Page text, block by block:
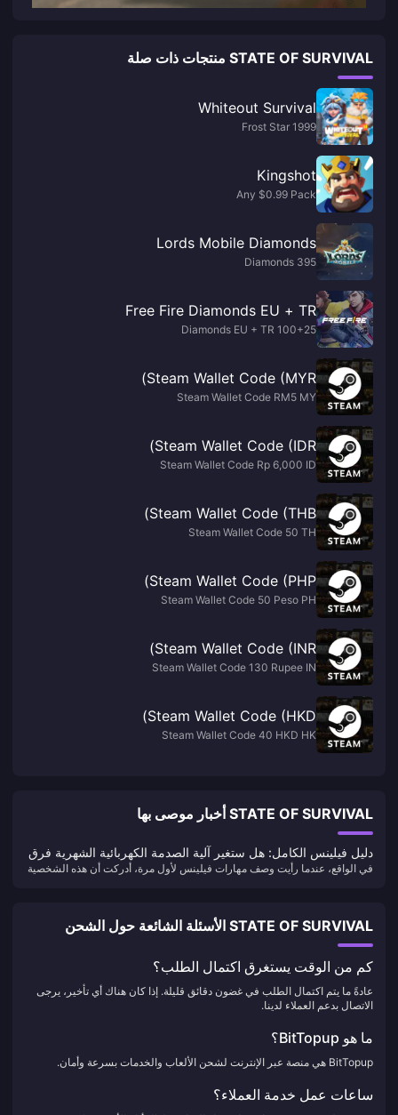
STATE OF SURVIVAL منتجات ذات صلة
Whiteout Survival
1999 Frost Star
Kingshot
Any $0.99 Pack
Lords Mobile Diamonds
395 Diamonds
Free Fire Diamonds EU + TR
100+25 Diamonds EU + TR
Steam Wallet Code (MYR)
Steam Wallet Code RM5 MY
Steam Wallet Code (IDR)
Steam Wallet Code Rp 6,000 ID
Steam Wallet Code (THB)
Steam Wallet Code 50 TH
Steam Wallet Code (PHP)
Steam Wallet Code 50 Peso PH
Steam Wallet Code (INR)
Steam Wallet Code 130 Rupee IN
Steam Wallet Code (HKD)
Steam Wallet Code 40 HKD HK
STATE OF SURVIVAL أخبار موصى بها
دليل فيلينس الكامل: هل ستغير آلية الصدمة الكهربائية الشهرية فرق
الصدمة الكهربائية حقًا؟
في الواقع، عندما رأيت وصف مهارات فيلينس لأول مرة، أدركت أن هذه الشخصية
STATE OF SURVIVAL الأسئلة الشائعة حول الشحن
كم من الوقت يستغرق اكتمال الطلب؟
عادةً ما يتم اكتمال الطلب في غضون دقائق قليلة. إذا كان هناك أي تأخير، يرجى
الاتصال بدعم العملاء لدينا.
ما هو BitTopup؟
BitTopup هي منصة عبر الإنترنت لشحن الألعاب والخدمات بسرعة وأمان.
ساعات عمل خدمة العملاء؟